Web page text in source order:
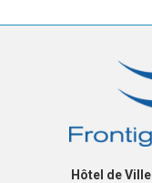
Hôtel de